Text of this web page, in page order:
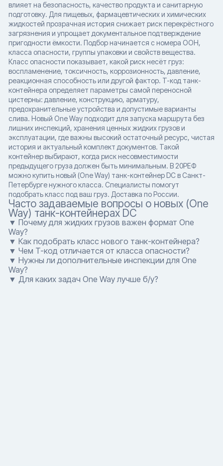
влияет на безопасность, качество продукта и санитарную
подготовку. Для пищевых, фармацевтических и химических
жидкостей прозрачная история снижает риск перекрёстного
загрязнения и упрощает документальное подтверждение
пригодности ёмкости. Подбор начинается с номера ООН,
класса опасности, группы упаковки и свойств вещества.
Класс опасности показывает, какой риск несёт груз:
воспламенение, токсичность, коррозионность, давление,
реакционная способность или другой фактор. T-код танк-
контейнера определяет параметры самой переносной
цистерны: давление, конструкцию, арматуру,
предохранительные устройства и допустимые варианты
слива. Новый One Way подходит для запуска маршрута без
лишних инспекций, хранения ценных жидких грузов и
эксплуатации, где важны высокий остаточный ресурс, чистая
история и актуальный комплект документов. Такой
контейнер выбирают, когда риск несовместимости
предыдущего груза должен быть минимальным. В 20РЕФ
можно купить новый (One Way) танк-контейнер DC в Санкт-
Петербурге нужного класса. Специалисты помогут
подобрать класс под ваш груз. Доставка по России.
Часто задаваемые вопросы о новых (One
Way) танк-контейнерах DC
▼ Почему для жидких грузов важен формат One
Way?
▼ Как подобрать класс нового танк-контейнера?
▼ Чем T-код отличается от класса опасности?
▼ Нужны ли дополнительные инспекции для One
Way?
▼ Для каких задач One Way лучше б/у?